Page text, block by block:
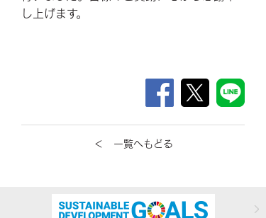
し上げます。
＜ 一覧へもどる